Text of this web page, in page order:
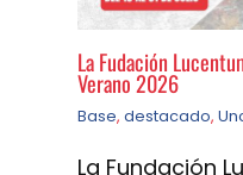
La Fudación
Verano 2026
Base, destacado,
La Fundación